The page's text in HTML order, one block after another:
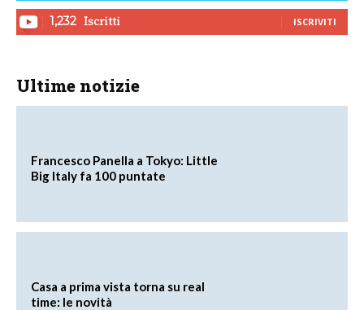
1,232 Iscritti ISCRIVITI
Ultime notizie
Francesco Panella a Tokyo: Little
Big Italy fa 100 puntate
Casa a prima vista torna su real
time: le novità